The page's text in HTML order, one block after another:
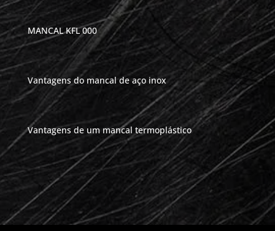
MANCAL KFL 000
Vantagens do mancal de aço inox
Vantagens de um mancal termoplástico